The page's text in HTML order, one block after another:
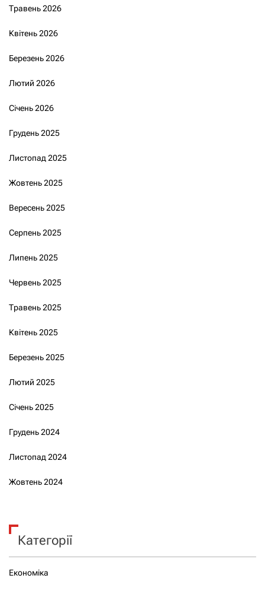
Травень 2026
Квітень 2026
Березень 2026
Лютий 2026
Січень 2026
Грудень 2025
Листопад 2025
Жовтень 2025
Вересень 2025
Серпень 2025
Липень 2025
Червень 2025
Травень 2025
Квітень 2025
Березень 2025
Лютий 2025
Січень 2025
Грудень 2024
Листопад 2024
Жовтень 2024
Категорії
Економіка